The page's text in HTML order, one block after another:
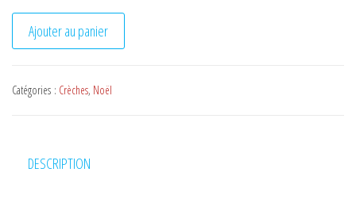
quantité de Crèche de Noël Puzzle
Ajouter au panier
Catégories : Crèches, Noël
DESCRIPTION